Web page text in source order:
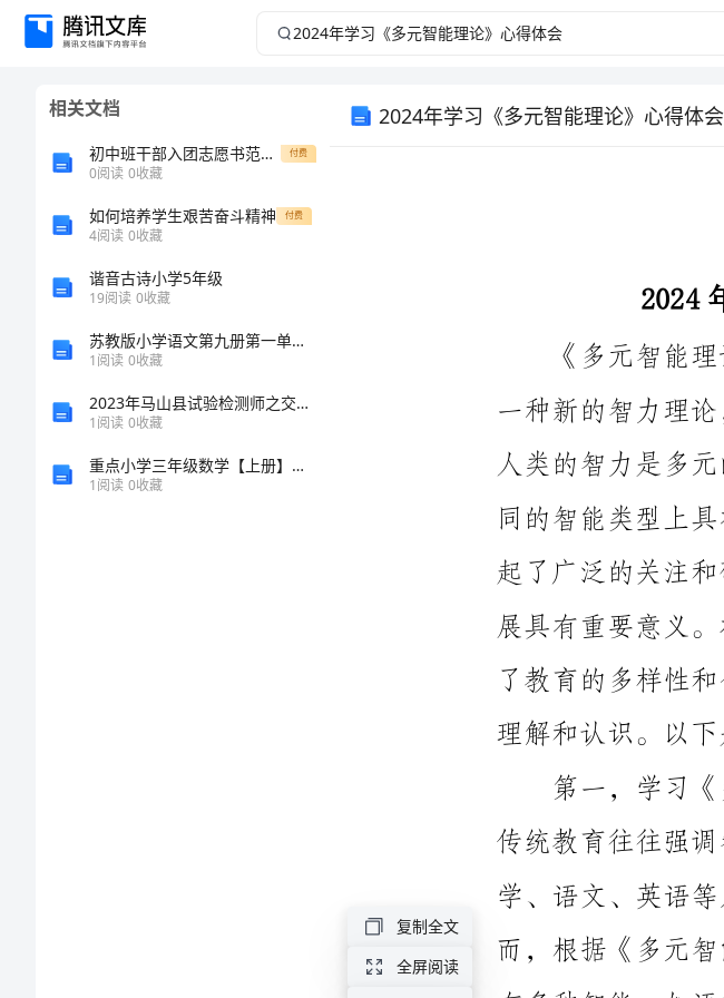
2024
《多
论》
相关文档
初中班干部入团志愿书范文500字 付费
0阅读 0收藏
如何培养学生艰苦奋斗精神 付费
4阅读 0收藏
谐音古诗小学5年级
19阅读 0收藏
苏教版小学语文第九册第一单元综合检测试卷
1阅读 0收藏
2023年马山县试验检测师之交通工程考试题库附参考答案【达标题】
1阅读 0收藏
重点小学三年级数学【上册】综合练习试卷C卷 附解析
1阅读 0收藏
2024年学习《多元智能理论》心得体会
复制全文
全屏阅读